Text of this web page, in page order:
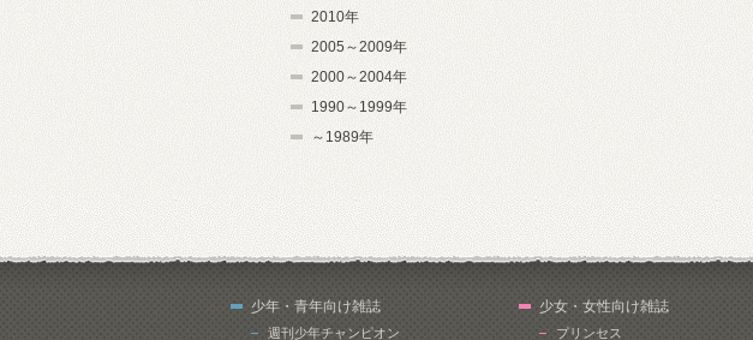
2010年
2005～2009年
2000～2004年
1990～1999年
～1989年
少年・青年向け雑誌
週刊少年チャンピオン
少女・女性向け雑誌
プリンセス